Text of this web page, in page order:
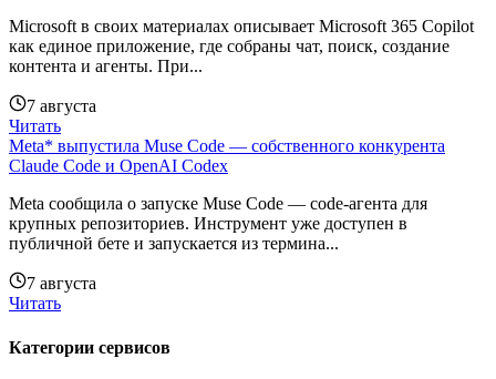
Microsoft в своих материалах описывает Microsoft 365 Copilot
как единое приложение, где собраны чат, поиск, создание
контента и агенты. При...
7 августа
Читать
Meta* выпустила Muse Code — собственного конкурента
Claude Code и OpenAI Codex
Meta сообщила о запуске Muse Code — code-агента для
крупных репозиториев. Инструмент уже доступен в
публичной бете и запускается из термина...
7 августа
Читать
Категории сервисов